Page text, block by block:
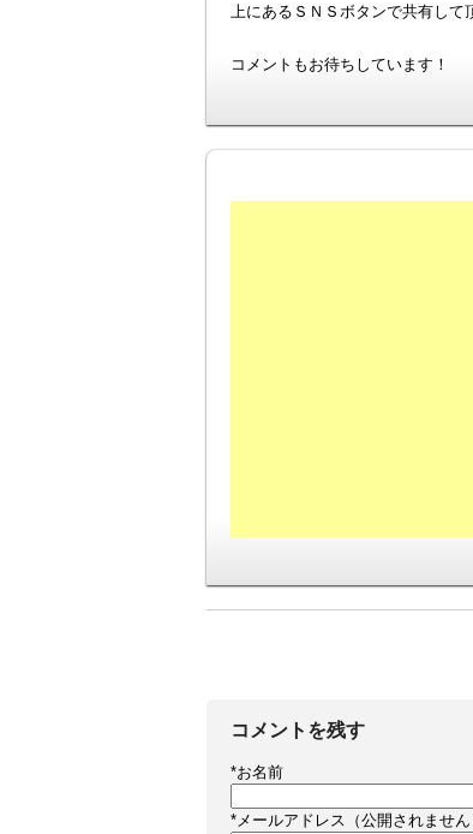
上にあるＳＮＳボタンで共有し
コメントもお待ちしています！
コメントを残す
*お名前
*メールアドレス（公開されません